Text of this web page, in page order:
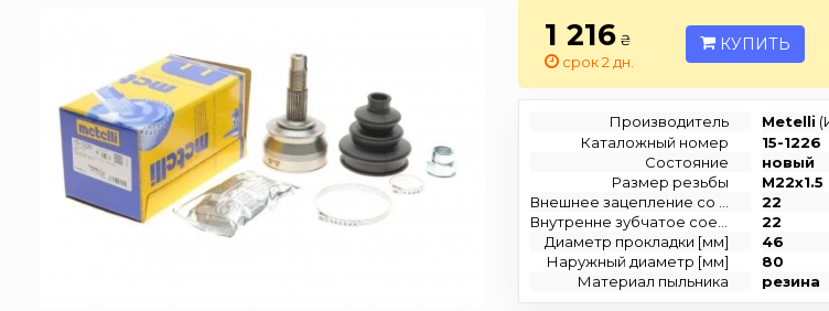
1 216 ₴
срок 2 дн.
КУПИТЬ
Производитель Metelli
Каталожный номер
15-1226
Состояние
новый
Размер резьбы
M22x1.5
22
22
Диаметр прокладки [мм]
46
Наружный диаметр [мм]
80
Материал пыльника
резина